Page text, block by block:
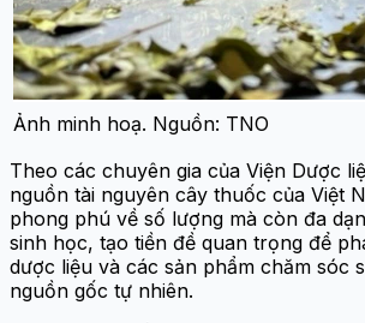
Ảnh minh hoạ. Nguồn: TNO
Theo các chuyên gia của Viện Dược
nguồn tài nguyên cây thuốc của Việt
phong phú về số lượng mà còn đa
sinh học, tạo tiền đề quan trọng để
dược liệu và các sản phẩm chăm sóc
nguồn gốc tự nhiên.